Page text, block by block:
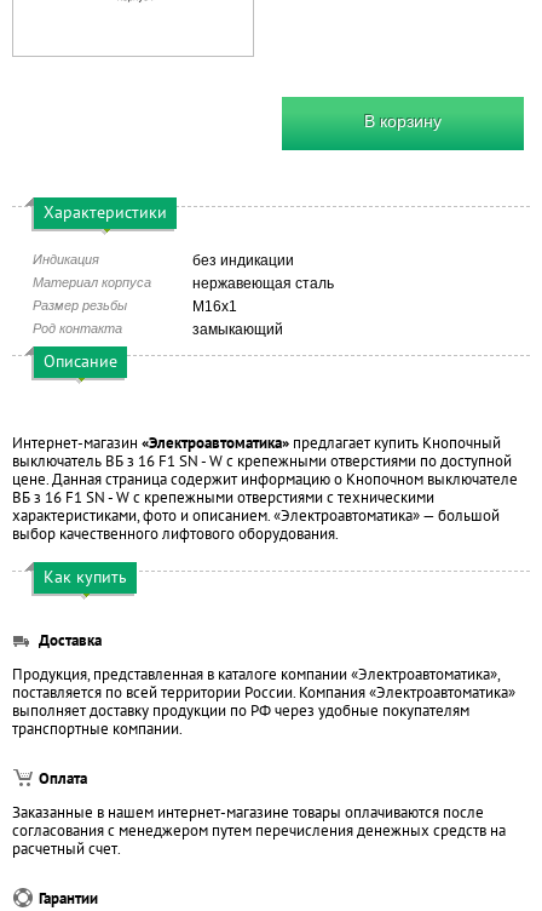
В корзину
Характеристики
Индикация без индикации
Материал корпуса нержавеющая сталь
Размер резьбы М16х1
Род контакта замыкающий
Описание
Интернет-магазин «Электроавтоматика» предлагает купить Кнопочный
выключатель ВБ з 16 F1 SN - W с крепежными отверстиями по доступной
цене. Данная страница содержит информацию о Кнопочном выключателе
ВБ з 16 F1 SN - W с крепежными отверстиями с техническими
характеристиками, фото и описанием. «Электроавтоматика» — большой
выбор качественного лифтового оборудования.
Как купить
Доставка
Продукция, представленная в каталоге компании «Электроавтоматика»,
поставляется по всей территории России. Компания «Электроавтоматика»
выполняет доставку продукции по РФ через удобные покупателям
транспортные компании.
Оплата
Заказанные в нашем интернет-магазине товары оплачиваются после
согласования с менеджером путем перечисления денежных средств на
расчетный счет.
Гарантии